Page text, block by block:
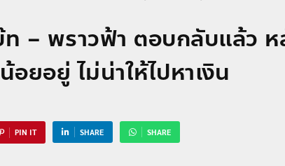
ท – พราวฟ้า ตอบกลับแล้ว
ยอยู่ ไม่น่าให้ไปหาเงิน
PIN IT SHARE SHARE